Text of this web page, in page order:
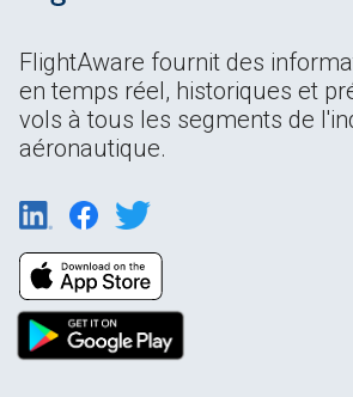
FlightAware fournit des
en temps réel, historiques et
vols à tous les segments de
aéronautique.